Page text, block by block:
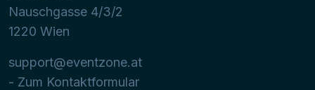
Nauschgasse 4/3/2
1220 Wien
support@eventzone.at
- Zum Kontaktformular